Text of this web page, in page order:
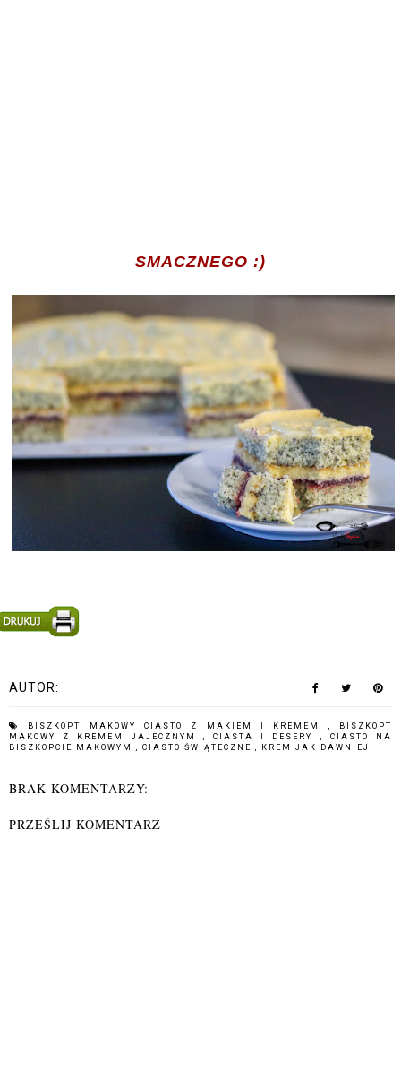
SMACZNEGO :)
AUTOR:
BISZKOPT MAKOWY CIASTO Z MAKIEM I KREMEM
BISZKOPT
MAKOWY Z KREMEM JAJECZNYM
,CIASTA I DESERY
CIASTO NA
BISZKOPCIE MAKOWYM
CIASTO ŚWIĄTECZNE KREM JAK DAWNIEJ
BRAK KOMENTARZY:
PRZEŚLIJ KOMENTARZ